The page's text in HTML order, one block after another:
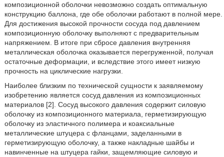
композиционной оболочки невозможно создать оптимальную
конструкцию баллона, где обе оболочки работают в полной мере.
Для достижения высокой прочности сосуда под давлением
композиционную оболочку выполняют с предварительным
напряжением. В итоге при сбросе давления внутренняя
металлическая оболочка оказывается перегруженной, получая
остаточные деформации, и вследствие этого имеет низкую
прочность на циклические нагрузки.
Наиболее близким по технической сущности к заявляемому
изобретению является сосуд давления из композиционных
материалов [2]. Сосуд высокого давления содержит силовую
оболочку из композиционного материала, герметизирующую
оболочку из эластичного полимера и коаксиальные
металлические штуцера с фланцами, заделанными в
герметизирующую оболочку, а также накладные шайбы и
навинченные на штуцера гайки, защемляющие силовую и